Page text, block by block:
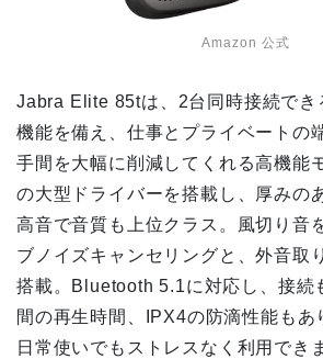
Amazon 公式
Jabra Elite 85tは、2台同時接続でき
機能を備え、仕事とプライベートの
手間を大幅に削減してくれる高機能
の大型ドライバーを搭載し、厚みの
高音で音質も上位クラス。風切り音
ブノイズキャンセリングと、外音取
搭載。Bluetooth 5.1に対応し、接続
間の再生時間、IPX4の防滴性能もあ
日常使いでもストレスなく利用でき